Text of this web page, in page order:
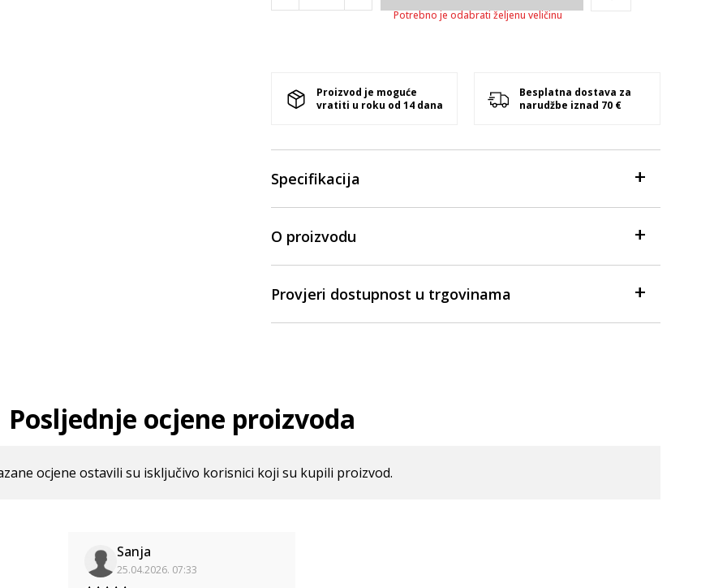
Potrebno je odabrati željenu veličinu
Proizvod je moguće
vratiti u roku od 14 dana
Besplatna dostava za
narudžbe iznad 70 €
Specifikacija
O proizvodu
Provjeri dostupnost u trgovinama
Posljednje ocjene proizvoda
ocjene ostavili su isključivo korisnici koji su kupili proizvod.
Sanja
25.04.2026. 07:33